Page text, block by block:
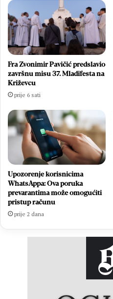
Fra Zvonimir Pavičić predslavio
završnu misu 37. Mladifesta na
Križevcu
prije 6 sati
Upozorenje korisnicima
WhatsAppa: Ova poruka
prevarantima može omogućiti
pristup računu
prije 2 dana